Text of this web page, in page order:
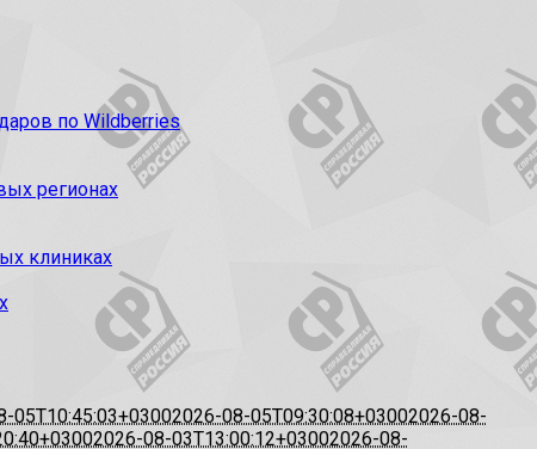
по Wildberries
регионах
клиниках
05T10:45:03+03002026-08-05T09:30:08+03002026-08-
2026-08-03T13:00:12+03002026-08-